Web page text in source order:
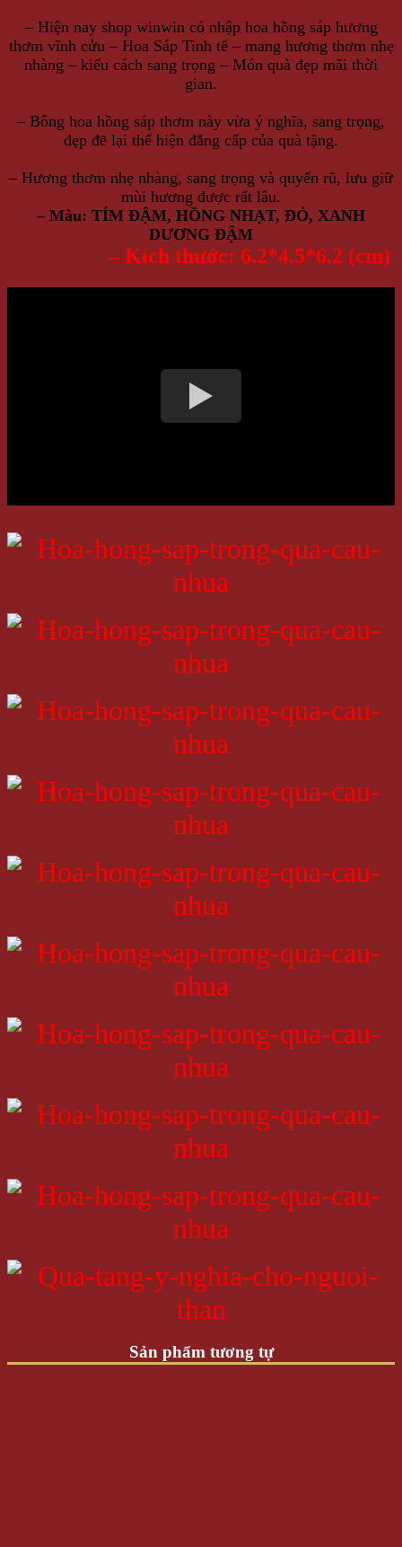
– Hiện nay shop winwin có nhập hoa hồng sáp hương
thơm vĩnh cửu – Hoa Sáp Tinh tế – mang hương thơm nhẹ
nhàng – kiểu cách sang trọng – Món quà đẹp mãi thời
gian.
– Bông hoa hồng sáp thơm này vừa ý nghĩa, sang trọng,
đẹp đẽ lại thể hiện đẳng cấp của quà tặng.
– Hương thơm nhẹ nhàng, sang trọng và quyến rũ, lưu giữ
mùi hương được rất lâu.
– Màu: TÍM ĐẬM, HỒNG NHẠT, ĐỎ, XANH
DƯƠNG ĐẬM
– Kích thước: 6.2*4.5*6.2 (cm)
Sản phẩm tương tự